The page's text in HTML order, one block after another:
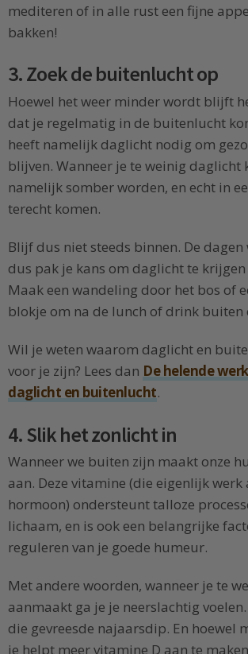
mediteren of in alle rust een fijne
bakken!
3. Zoek de buitenlucht op
Hoewel het weer minder wordt blijft
dat je regelmatig in de buitenlucht
heeft namelijk daglicht nodig om
blijven. Wanneer je te weinig daglicht
namelijk somber worden, en echt in
terecht komen.
Blijf dus niet steeds binnen. De
dus pak je kans om daglicht te
Maak een wandeling door het bos of
blokje om na de lunch of drink buiten
Wil je weten waarom daglicht en
voor je zijn? Lees dan De helende
daglicht en buitenlucht.
4. Slik het zonlicht in
Wanneer we buiten zijn maakt onze
aan. Deze vitamine (die eigenlijk werk
hormoon) ondersteunt talloze
lichaam, en is ook een belangrijke
reguleren van je goede humeur.
Met andere woorden, wanneer je te
aanmaakt ga je je neerslachtig
die gevreesde najaarsdip. En hoewel
je helpt meer vitamine D aan te